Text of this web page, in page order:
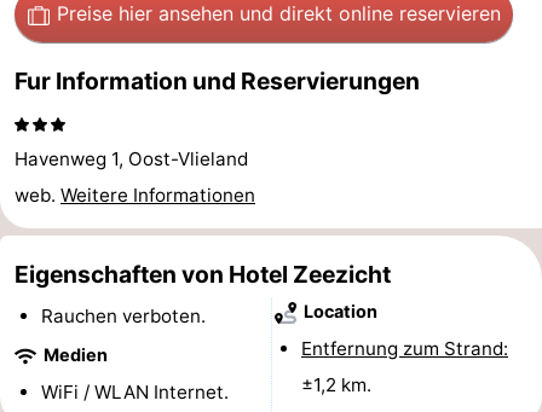
Sport
-
Radfahren
-
Wandern
Reiten
-
Wattwandern
-
Sportangeln
Seehunden
Essen
Preise hier ansehen und direkt online reservieren
Fur Information und Reservierungen
Havenweg 1, Oost-Vlieland
web. Weitere Informationen
Eigenschaften von Hotel Zeezicht
Rauchen verboten.
Medien
WiFi / WLAN Internet.
Location
Entfernung zum Strand:
±1,2 km.